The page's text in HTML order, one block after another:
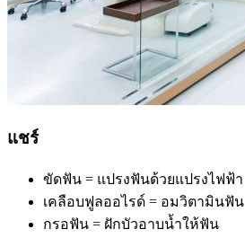
แชร์
ขัดฟัน = แปรงฟันด้วยแปรงไฟฟ้า
เคลือบฟูลออไรด์ = อมวิตามินฟัน
กรอฟัน = ฝักบัวอาบน้ำให้ฟัน